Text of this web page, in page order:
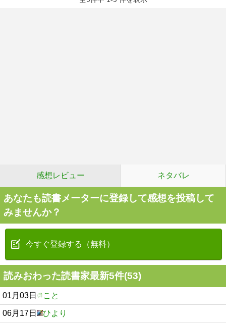
感想レビュー ネタバレ
あなたも読書メーターに登録して感想を投稿して
みませんか？
今すぐ登録する（無料）
読みおわった読書家最新5件(53)
01月03日 こと
06月17日 ひより